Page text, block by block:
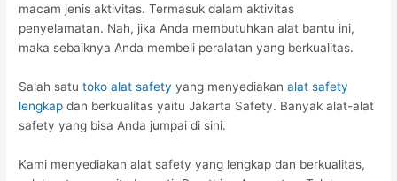
macam jenis aktivitas. Termasuk dalam aktivitas
penyelamatan. Nah, jika Anda membutuhkan alat bantu ini,
maka sebaiknya Anda membeli peralatan yang berkualitas.
Salah satutoko alat safety yang menyediakanalat safety
lengkap dan berkualitas yaitu Jakarta Safety. Banyak alat-alat
safety yang bisa Anda jumpai di sini.
Kami menyediakan alat safety yang lengkap dan berkualitas,